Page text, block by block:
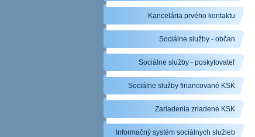
Kancelária prvého kontaktu
Sociálne služby - občan
Sociálne služby - poskytovateľ
Sociálne služby financované KSK
Zariadenia zriadené KSK
Informačný systém sociálnych služieb